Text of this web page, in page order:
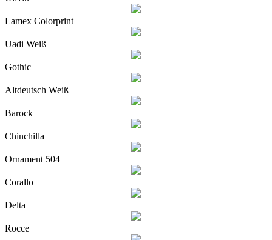
Lamex Colorprint
Uadi Weiß
Gothic
Altdeutsch Weiß
Barock
Chinchilla
Ornament 504
Corallo
Delta
Rocce